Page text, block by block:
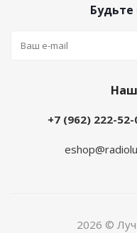
Будьте
+7 (962) 222-
2026 © Луч